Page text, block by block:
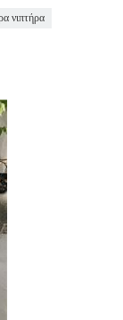
νιπτήρα